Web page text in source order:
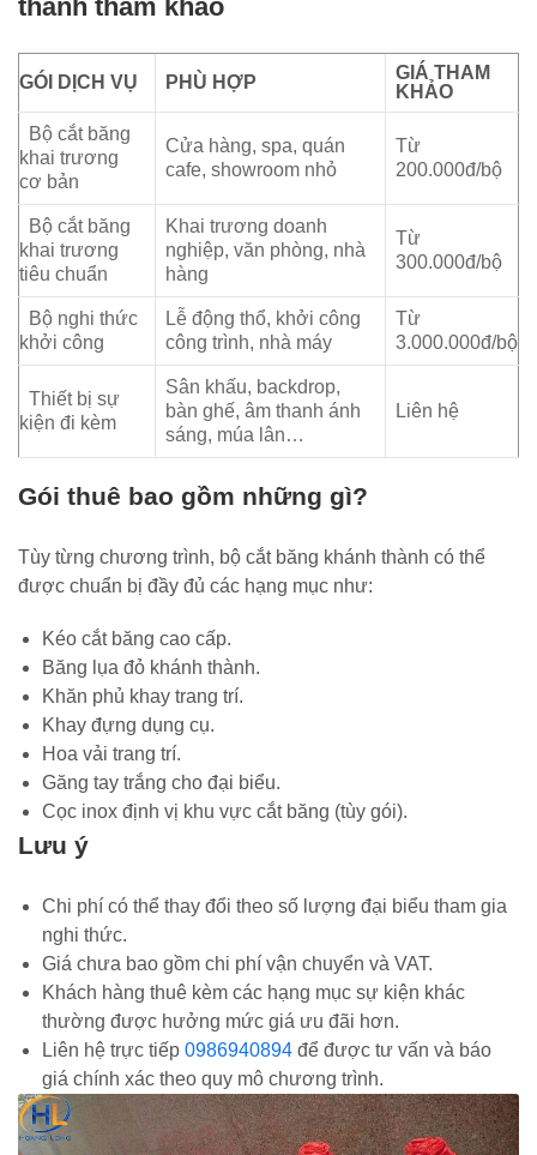
thành tham khảo
GÓI DỊCH VỤ PHÙ HỢP
GIÁ THAM
KHẢO
Bộ cắt băng
khai trương
cơ bản
Cửa hàng, spa, quán
cafe, showroom nhỏ
Từ
200.000đ/bộ
Bộ cắt băng
khai trương
tiêu chuẩn
Khai trương doanh
nghiệp, văn phòng, nhà
hàng
Từ
300.000đ/bộ
Bộ nghi thức
khởi công
Lễ động thổ, khởi công
công trình, nhà máy
Từ
3.000.000đ/bộ
Thiết bị sự
kiện đi kèm
Sân khấu, backdrop,
bàn ghế, âm thanh ánh
sáng, múa lân…
Liên hệ
Gói thuê bao gồm những gì?
Tùy từng chương trình, bộ cắt băng khánh thành có thể
được chuẩn bị đầy đủ các hạng mục như:
Kéo cắt băng cao cấp.
Băng lụa đỏ khánh thành.
Khăn phủ khay trang trí.
Khay đựng dụng cụ.
Hoa vải trang trí.
Găng tay trắng cho đại biểu.
Cọc inox định vị khu vực cắt băng (tùy gói).
Lưu ý
Chi phí có thể thay đổi theo số lượng đại biểu tham gia
nghi thức.
Giá chưa bao gồm chi phí vận chuyển và VAT.
Khách hàng thuê kèm các hạng mục sự kiện khác
thường được hưởng mức giá ưu đãi hơn.
Liên hệ trực tiếp 0986940894 để được tư vấn và báo
giá chính xác theo quy mô chương trình.